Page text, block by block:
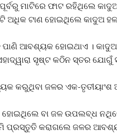
ମାଟିରେ ଫାଟ ରହିଥିଲେ
ଅଧିକ ଟାଣ ହୋଇଥିଲେ କାଦୁଅ
ଆବଶ୍ୟକ ହୋଇଥାଏ ।
ସୃଷ୍ଟ କଠିନ ସ୍ତର ଯୋଗୁଁ
କରୁଥିବା ଜଳର ଏକ-ତୃତୀୟାଂଶ
ବା ଜଳ ଉପଲବ୍ଧ
କରାଗଲେ ଜଳର